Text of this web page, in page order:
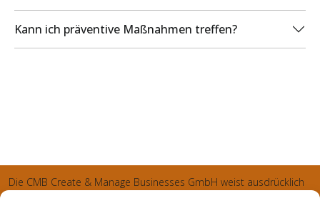
Kann ich präventive Maßnahmen treffen?
Die CMB Create & Manage Businesses GmbH weist ausdrücklich